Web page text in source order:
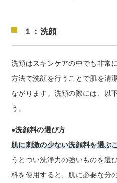
１：洗顔
洗顔はスキンケアの中でも非常
方法で洗顔を行うことで肌を清
ながります。洗顔の際には、以
う。
●洗顔料の選び方
肌に刺激の少ない洗顔料を選ぶ
うとつい洗浄力の強いものを選
料を使用すると、肌に必要な分